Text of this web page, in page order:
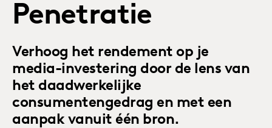
Penetratie
Verhoog het rendement op je
media-investering door de lens van
het daadwerkelijke
consumentengedrag en met een
aanpak vanuit één bron.